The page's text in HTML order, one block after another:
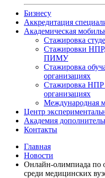
Бизнесу
Аккредитация
Академическая
Стажировка
Стажировки НПР,
ПИМУ
Стажировка
организациях
Стажировка
организациях
Международная
Центр
Академия
Контакты
Главная
Новости
Онлайн-олимпиада по
среди медицинских